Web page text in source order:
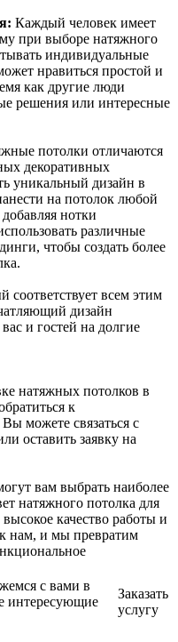
Каждый человек имеет
при выборе натяжного
индивидуальные
нравиться простой и
как другие люди
решения или интересные
потолки отличаются
декоративных
уникальный дизайн в
на потолок любой
нотки
различные
чтобы создать более
всем этим
дизайн
и гостей на долгие
натяжных потолков в
к
можете связаться с
оставить заявку на
вам выбрать наиболее
натяжного потолка для
качество работы и
нам, и мы превратим
с вами в
интересующие
Заказать
услугу